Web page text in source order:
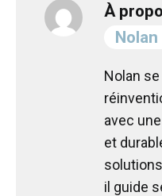
À
Nolan
avec
et
il guide